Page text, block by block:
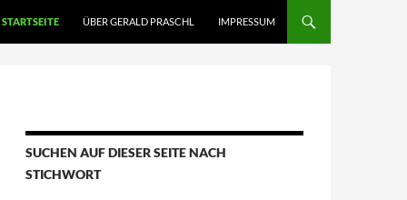
STARTSEITE ÜBER GERALD PRASCHL IMPRESSUM
SUCHEN AUF DIESER SEITE NACH
STICHWORT